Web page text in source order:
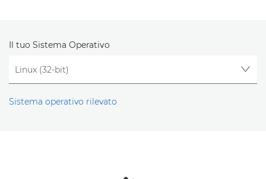
Il tuo Sistema Operativo
Sistema operativo rilevato